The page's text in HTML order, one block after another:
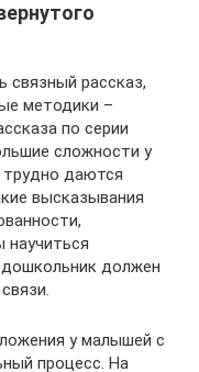
рассказ,
методики –
по серии
сложности у
даются
высказывания
научиться
дошкольник должен
у малышей с
процесс. На